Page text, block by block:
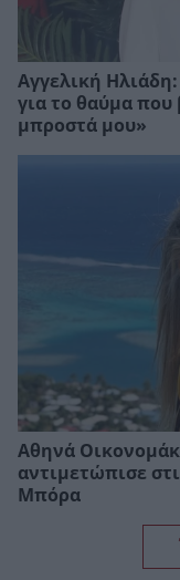
Αγγελική
για το θαύμα που
μπροστά μου»
Αθηνά
αντιμετώπισε
Μπόρα